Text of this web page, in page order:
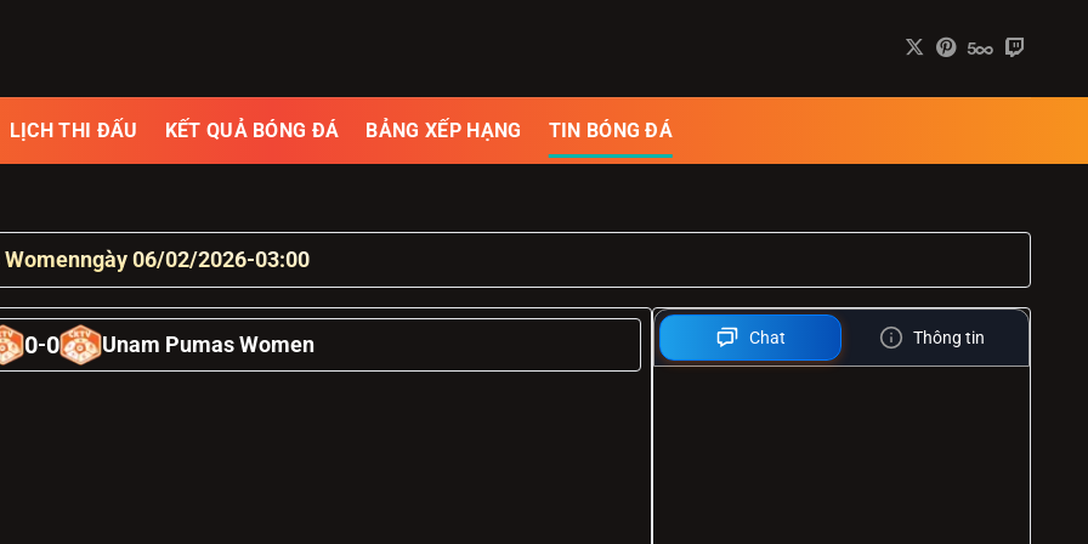
LỊCH THI ĐẤU KẾT QUẢ BÓNG ĐÁ BẢNG XẾP HẠNG TIN BÓNG ĐÁ
ngày 06/02/2026-03:00
0-0 Unam Pumas Women Chat Thông tin